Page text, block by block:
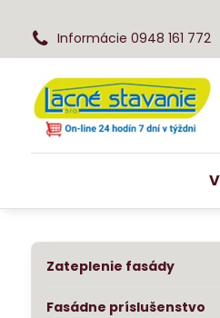
Informácie 0948 161 772
Zateplenie fasády
Fasádne príslušenstvo